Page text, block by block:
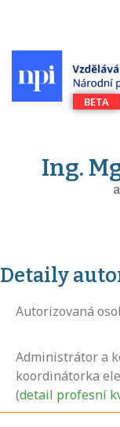
Ing.
Detaily
Autorizovaná
Administrátor a
koordinátorka
(detail profesní